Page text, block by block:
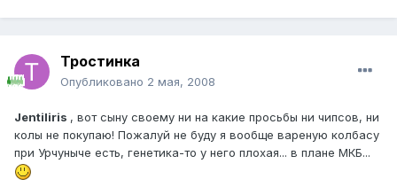
Тростинка
Опубликовано 2 мая, 2008
Jentiliris , вот сыну своему ни на какие просьбы ни чипсов, ни
колы не покупаю! Пожалуй не буду я вообще вареную колбасу
при Урчуныче есть, генетика-то у него плохая... в плане МКБ...